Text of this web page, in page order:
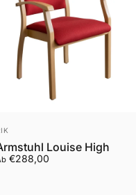
Louise High
€288,00